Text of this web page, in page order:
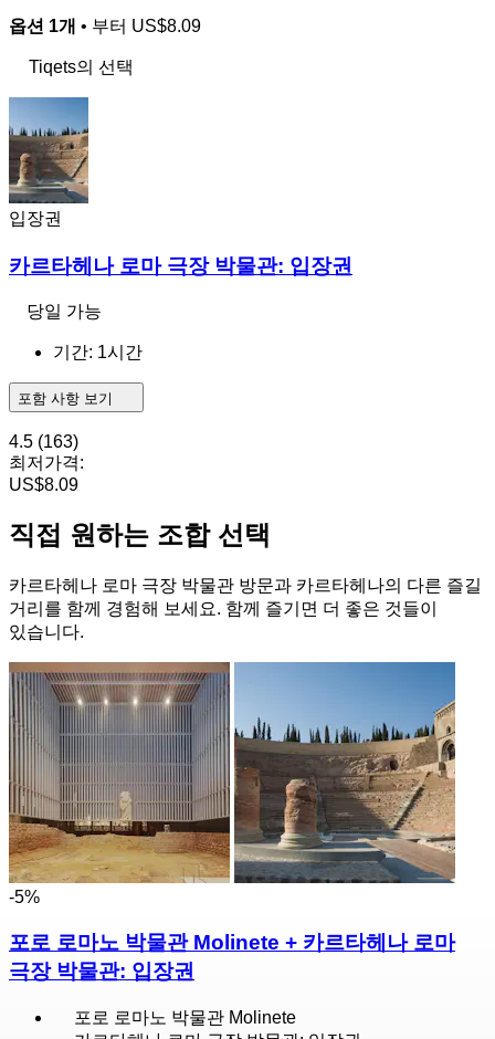
옵션 1개 • 부터 US$8.09
Tiqets의 선택
입장권
카르타헤나 로마 극장 박물관: 입장권
당일 가능
기간: 1시간
포함 사항 보기
4.5 (163)
최저가격:
US$8.09
직접 원하는 조합 선택
카르타헤나 로마 극장 박물관 방문과 카르타헤나의 다른 즐길
거리를 함께 경험해 보세요. 함께 즐기면 더 좋은 것들이
있습니다.
-5%
포로 로마노 박물관 Molinete + 카르타헤나 로마
극장 박물관: 입장권
포로 로마노 박물관 Molinete